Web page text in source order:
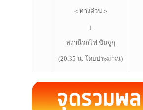
＜ทางด่วน＞
↓
สถานีรถไฟ ชินจูกุ
(20:35 น. โดยประมาณ)